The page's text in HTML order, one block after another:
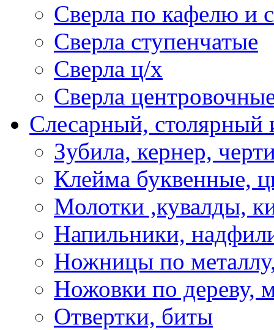
Сверла по кафелю и
Сверла ступенчатые
Сверла ц/х
Сверла
Слесарный, столярный
Зубила, кернер,
Клейма буквенные,
Молотки ,кувалды,
Напильники,
Ножницы по
Ножовки по дереву,
Отвертки, биты